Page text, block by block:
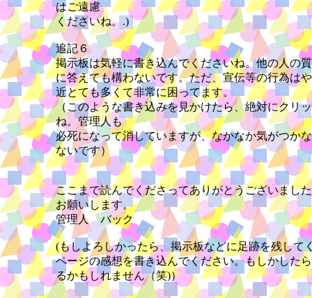
はご遠慮
くださいね。.)
追記６
掲示板は気軽に書き込んでくださいね。他の人の
に答えても構わないです。ただ、宣伝等の行為は
近とても多くて非常に困ってます。
（このような書き込みを見かけたら、絶対にクリ
ね。管理人も
必死になって消していますが、なかなか気がつか
ないです）
ここまで読んでくださってありがとうございまし
お願いします。
管理人 バック
(もしよろしかったら、掲示板などに足跡を残して
ページの感想を書き込んでください。もしかした
るかもしれません（笑)）